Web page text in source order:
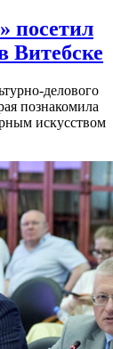
посетил
Витебске
делового
познакомила
искусством